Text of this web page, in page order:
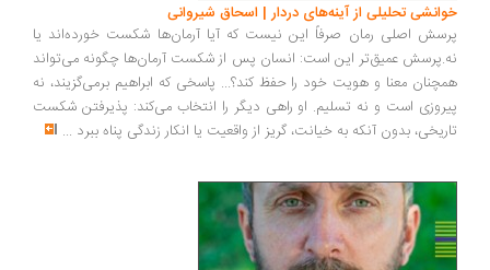
خوانشی تحلیلی از آینه‌های دردار | اسحاق شیروانی
پرسش اصلی رمان صرفاً این نیست که آیا آرمان‌ها شکست خورده‌اند یا
نه.پرسش عمیق‌تر این است: انسان پس از شکست آرمان‌ها چگونه می‌تواند
همچنان معنا و هویت خود را حفظ کند؟... پاسخی که ابراهیم برمی‌گزیند، نه
پیروزی است و نه تسلیم. او راهی دیگر را انتخاب می‌کند: پذیرفتن شکست
تاریخی، بدون آنکه به خیانت، گریز از واقعیت یا انکار زندگی پناه ببرد ...